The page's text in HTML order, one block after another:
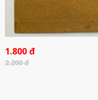
1.800 đ
2.200 đ